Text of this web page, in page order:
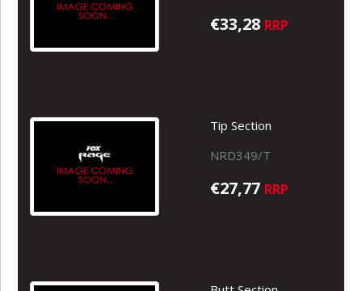
€33,28 RRP
Tip Section
NRD349/T
€27,77 RRP